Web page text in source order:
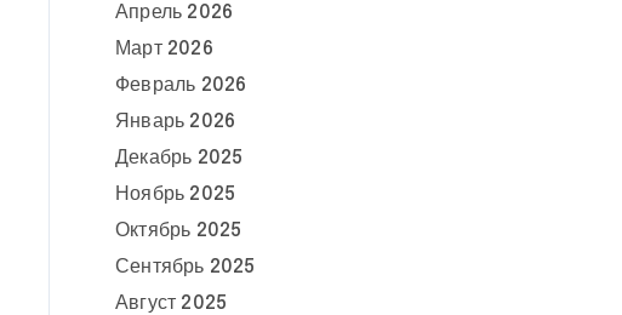
Апрель 2026
Март 2026
Февраль 2026
Январь 2026
Декабрь 2025
Ноябрь 2025
Октябрь 2025
Сентябрь 2025
Август 2025